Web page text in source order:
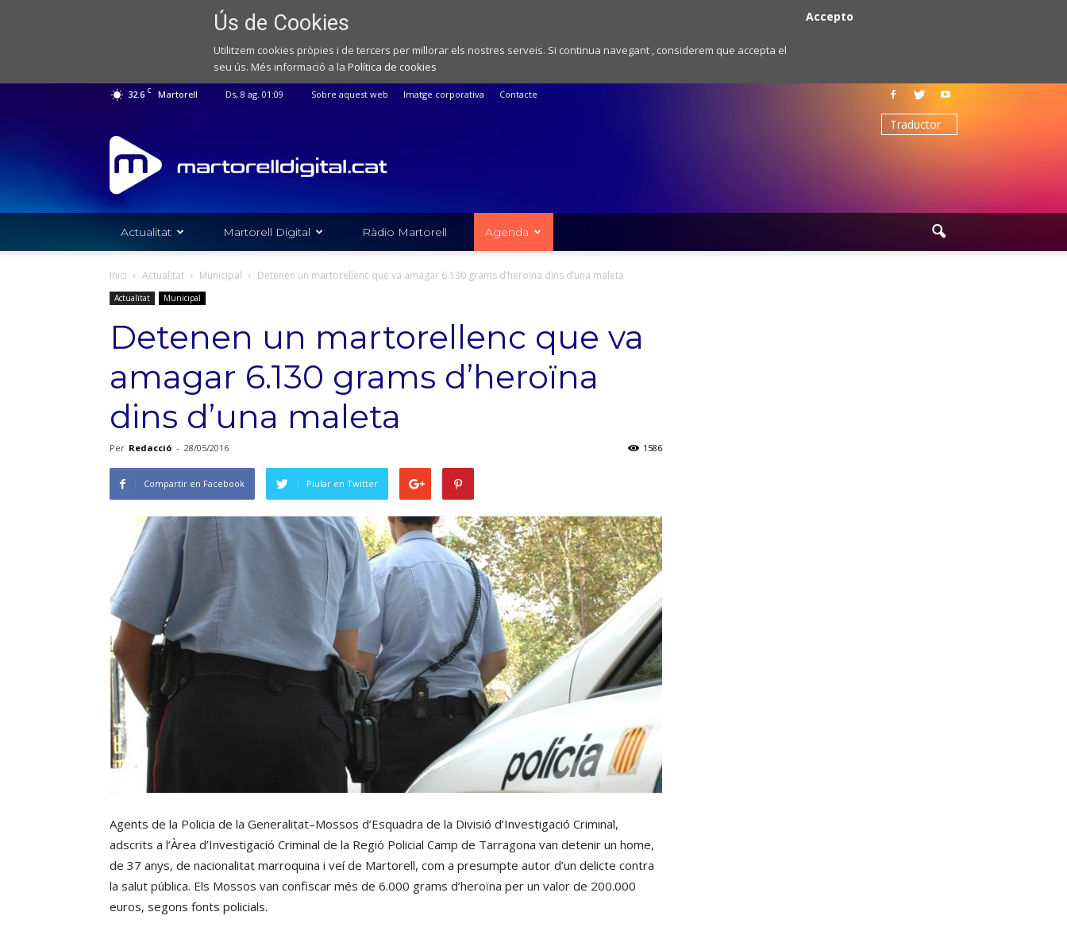
Ús de Cookies
Utilitzem cookies pròpies i de tercers per millorar els nostres serveis. Si continua navegant , considerem que accepta el
seu ús. Més informació a la Política de cookies
Accepto
32.6 C Martorell Ds, 8 ag. 01:09 Sobre aquest web Imatge corporativa Contacte
Web
de
notícies
de
l'Ajuntament
Martorell
Actualitat Martorell Digital Ràdio Martorell Agenda
Inici Actualitat Municipal Detenen un martorellenc que va amagar 6.130 grams d’heroïna dins d’una maleta
Actualitat Municipal
Detenen un martorellenc que va
amagar 6.130 grams d’heroïna
dins d’una maleta
Per Redacció - 28/05/2016 1586
Compartir en Facebook Piular en Twitter
Agents de la Policia de la Generalitat–Mossos d’Esquadra de la Divisió d’Investigació Criminal,
adscrits a l’Àrea d’Investigació Criminal de la Regió Policial Camp de Tarragona van detenir un home,
de 37 anys, de nacionalitat marroquina i veí de Martorell, com a presumpte autor d’un delicte contra
la salut pública. Els Mossos van confiscar més de 6.000 grams d’heroïna per un valor de 200.000
euros, segons fonts policials.